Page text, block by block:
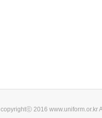
copyrightⓒ 2016 www.uniform.or.kr